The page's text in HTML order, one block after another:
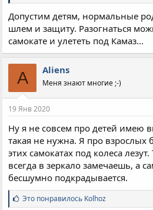
Допустим детям, нормальные
шлем и защиту. Разогнаться
самокате и улететь под Камаз...
A Aliens
Меня знают многие ;-)
19 Янв 2020
Ну я не совсем про детей имею
такая не нужна. Я про взрослых
этих самокатах под колеса лезут.
всегда в зеркало замечаешь, а
бесшумно подкрадывается.
С
и
Это понравилось Kolhoz